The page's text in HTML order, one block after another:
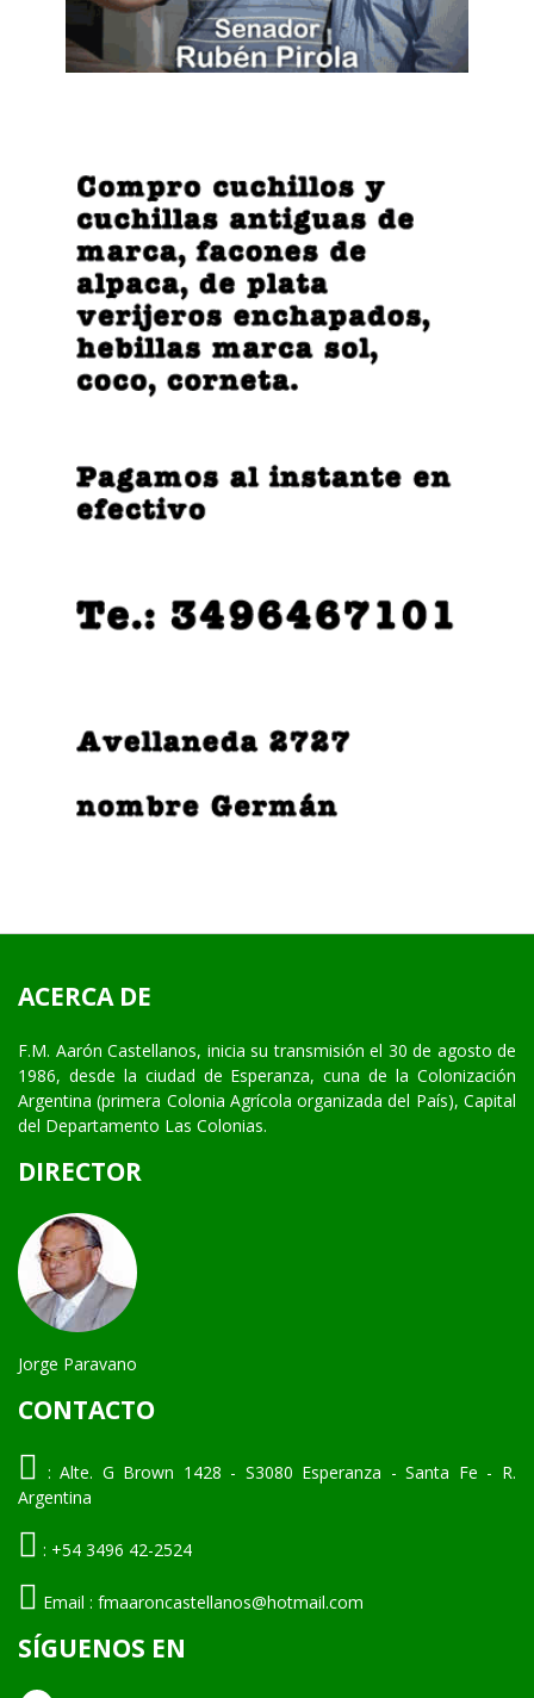
ACERCA DE
F.M. Aarón Castellanos, inicia su transmisión el 30 de agosto de
1986, desde la ciudad de Esperanza, cuna de la Colonización
Argentina (primera Colonia Agrícola organizada del País), Capital
del Departamento Las Colonias.
DIRECTOR
Jorge Paravano
CONTACTO
: Alte. G Brown 1428 - S3080 Esperanza - Santa Fe - R.
Argentina
: +54 3496 42-2524
Email : fmaaroncastellanos@hotmail.com
SÍGUENOS EN